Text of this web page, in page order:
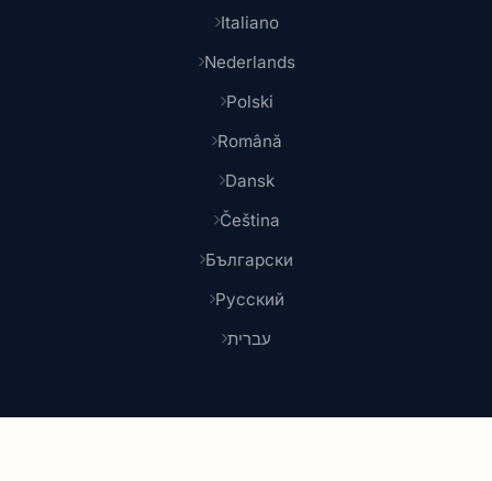
Italiano
Nederlands
Polski
Română
Dansk
Čeština
Български
Русский
עברית